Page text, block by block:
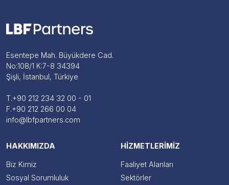
Esentepe Mah. Büyükdere Cad.
No:108/1 K:7-8 34394
Şişli, İstanbul, Türkiye
T.+90 212 234 32 00 - 01
F.+90 212 266 00 04
info@lbfpartners.com
HAKKIMIZDA
Biz Kimiz
Sosyal Sorumluluk
HİZMETLERİMİZ
Faaliyet Alanları
Sektörler